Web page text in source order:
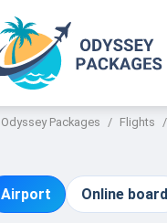
Odyssey Packages Flights
Airport Online board